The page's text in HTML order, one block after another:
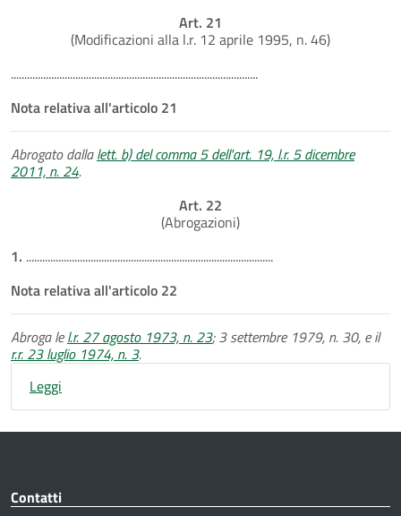
Art. 21
(Modificazioni alla l.r. 12 aprile 1995, n. 46)
............................................................................................
Nota relativa all'articolo 21
Abrogato dallalett. b) del comma 5 dell'art. 19, l.r. 5 dicembre
2011, n. 24.
Art. 22
(Abrogazioni)
1. ............................................................................................
Nota relativa all'articolo 22
Abroga lel.r. 27 agosto 1973, n. 23; 3 settembre 1979, n. 30, e il
r.r. 23 luglio 1974, n. 3.
Leggi
Contatti